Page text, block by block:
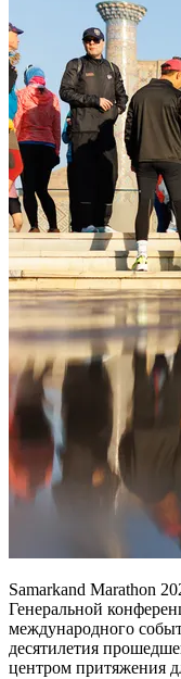
Samarkand Marathon
Генеральной
международного
десятилетия
центром притяжения